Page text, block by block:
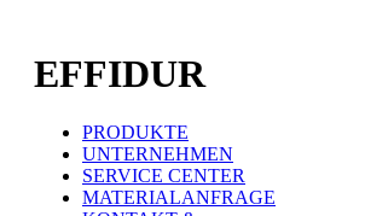
EFFIDUR
PRODUKTE
UNTERNEHMEN
SERVICE CENTER
MATERIALANFRAGE